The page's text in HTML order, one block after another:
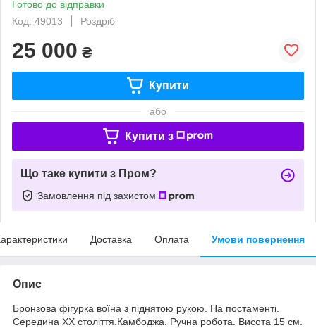
Готово до відправки
Код: 49013
Роздріб
25 000 ₴
Купити
або
Купити з
Що таке купити з Пром?
Замовлення під захистом
Доставка Оплата Умови повернення
Опис
Бронзова фігурка воїна з піднятою рукою. На постаменті.
Середина ХХ століття.Камбоджа. Ручна робота. Висота 15 см.